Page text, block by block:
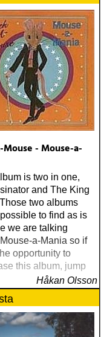
Mouse - Mouse-a-
is two in one,
and The King
two albums
to find as is
we are talking
a-Mania so if
opportunity to
this album, jump
Håkan Olsson